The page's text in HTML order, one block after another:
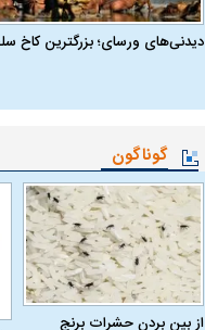
دیدنی‌های ورسای؛ بزرگترین کاخ
گوناگون
از بین بردن حشرات برنج